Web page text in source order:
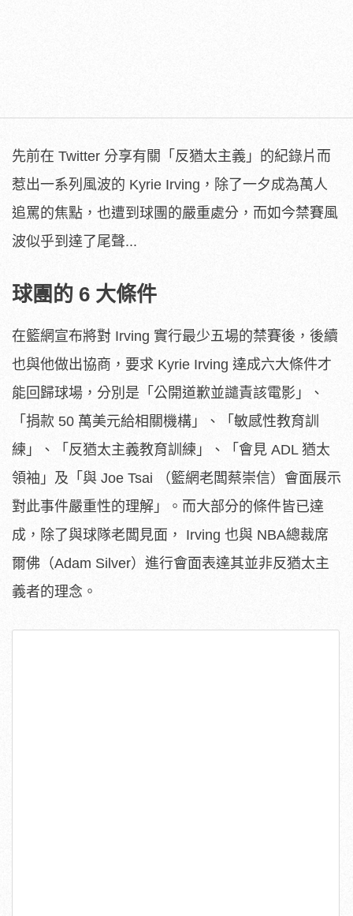
先前在 Twitter 分享有關「反猶太主義」的紀錄片而
惹出一系列風波的 Kyrie Irving，除了一夕成為萬人
追罵的焦點，也遭到球團的嚴重處分，而如今禁賽風
波似乎到達了尾聲...
球團的 6 大條件
在籃網宣布將對 Irving 實行最少五場的禁賽後，後續
也與他做出協商，要求 Kyrie Irving 達成六大條件才
能回歸球場，分別是「公開道歉並譴責該電影」、
「捐款 50 萬美元給相關機構」、「敏感性教育訓
練」、「反猶太主義教育訓練」、「會見 ADL 猶太
領袖」及「與 Joe Tsai （籃網老闆蔡崇信）會面展示
對此事件嚴重性的理解」。而大部分的條件皆已達
成，除了與球隊老闆見面， Irving 也與 NBA總裁席
爾佛（Adam Silver）進行會面表達其並非反猶太主
義者的理念。